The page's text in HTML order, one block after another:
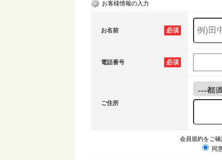
お客様情報の入力
必須
お名前
必須
電話番号
ご住所
会員規約をご確
同